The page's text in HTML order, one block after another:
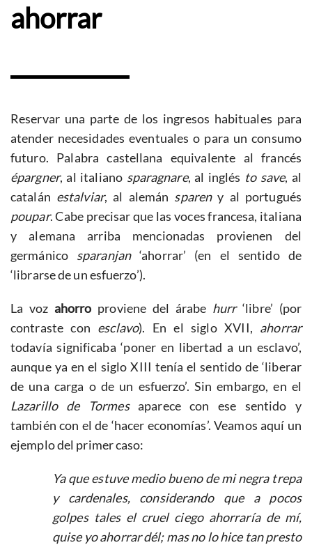
ahorrar
Reservar una parte de los ingresos habituales para
atender necesidades eventuales o para un consumo
futuro. Palabra castellana equivalente al francés
épargner, al italiano sparagnare, al inglés to save, al
catalán estalviar, al alemán spareny al portugués
poupar. Cabe precisar que las voces francesa, italiana
y alemana arriba mencionadas provienen del
germánico sparanjan‘ahorrar’ (en el sentido de
‘librarse de un esfuerzo’).
La voz ahorro proviene del árabe hurr‘libre’ (por
contraste con esclavo). En el siglo XVII, ahorrar
todavía significaba ‘poner en libertad a un esclavo’,
aunque ya en el siglo XIII tenía el sentido de ‘liberar
de una carga o de un esfuerzo’. Sin embargo, en el
Lazarillo de Tormesaparece con ese sentido y
también con el de ‘hacer economías’. Veamos aquí un
ejemplo del primer caso:
Ya que estuve medio bueno de mi negra trepa
y cardenales, considerando que a pocos
golpes tales el cruel ciego ahorraría de mí,
quise yo ahorrar dél; mas no lo hice tan presto